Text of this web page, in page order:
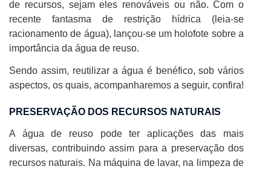
de recursos, sejam eles renováveis ou não. Com o
recente fantasma de restrição hídrica (leia-se
racionamento de água), lançou-se um holofote sobre a
importância da água de reuso.
Sendo assim, reutilizar a água é benéfico, sob vários
aspectos, os quais, acompanharemos a seguir, confira!
PRESERVAÇÃO DOS RECURSOS NATURAIS
A água de reuso pode ter aplicações das mais
diversas, contribuindo assim para a preservação dos
recursos naturais. Na máquina de lavar, na limpeza de